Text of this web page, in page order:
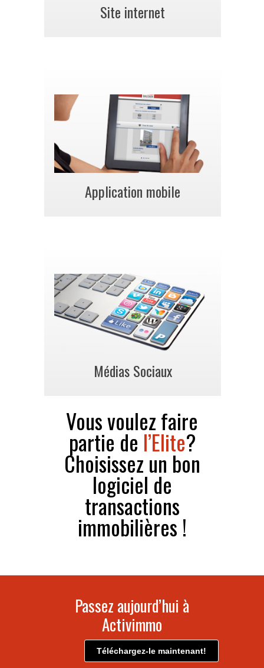
Site internet
Application mobile
Médias Sociaux
Vous voulez faire
partie de l’Elite?
Choisissez un bon
logiciel de
transactions
immobilières !
Passez aujourd’hui à
Activimmo
Téléchargez-le maintenant!